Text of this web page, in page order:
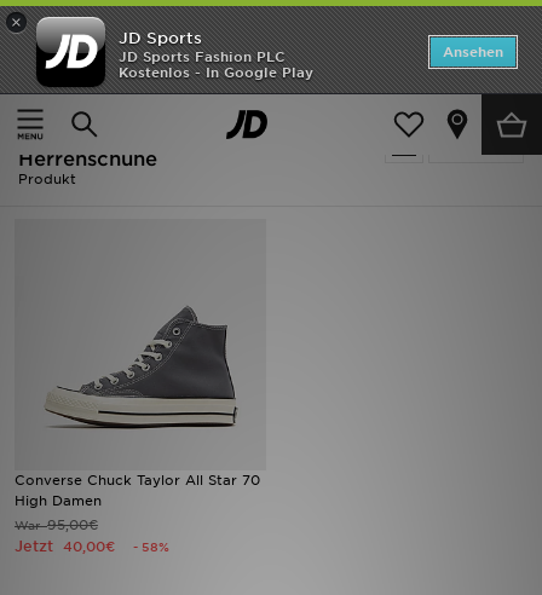
×
JD Sports
JD Sports Fashion PLC
Kostenlos - In Google Play
Ansehen
Startseite
Herren Herrenschuhe
verfeinern
Ausverkauf | Herren - Converse
Herrenschuhe
Produkt
Converse Chuck Taylor All Star 70
High Damen
War95,00€
Jetzt 40,00€ - 58%
Startseite
ANGEBOTE
Marken
Bestsellers
JD Exklusives
Fußball